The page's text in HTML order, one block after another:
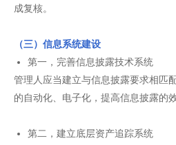
成复核。
（三）信息系统建设
第一，完善信息披露技术系统
管理人应当建立与信息披露要求相匹
的自动化、电子化，提高信息披露的
第二，建立底层资产追踪系统